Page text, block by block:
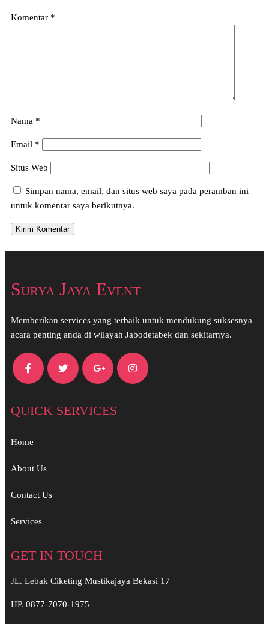
Komentar *
Nama *
Email *
Situs Web
Simpan nama, email, dan situs web saya pada peramban ini
untuk komentar saya berikutnya.
Surya Jaya Event
Memberikan services yang terbaik untuk mendukung suksesnya
acara penting anda di wilayah Jabodetabek dan sekitarnya.
QUICK SERVICES
Home
About Us
Contact Us
Services
GET IN TOUCH
JL. Lebak Ciketing Mustikajaya Bekasi 17
HP. 0877-7070-1975